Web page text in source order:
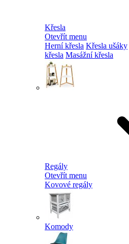
Křesla
Otevřít menu
Herní křesla Křesla ušáky
křesla Masážní křesla
Regály
Otevřít menu
Kovové regály
Komody